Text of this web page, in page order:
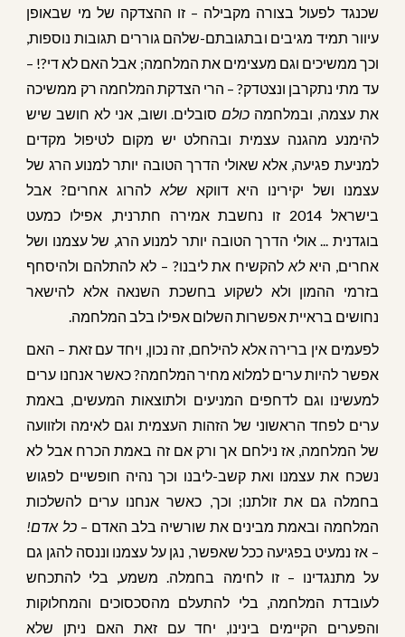
שכנגד לפעול בצורה מקבילה – זו ההצדקה של מי שבאופן
עיוור תמיד מגיבים ובתגובתם-שלהם גוררים תגובות נוספות,
וכך ממשיכים וגם מעצימים את המלחמה; אבל האם לא די?! –
עד מתי נתקרבן ונצטדק? – הרי הצדקת המלחמה רק ממשיכה
את עצמה, ובמלחמה כולםסובלים. ושוב, אני לא חושב שיש
להימנע מהגנה עצמית ובהחלט יש מקום לטיפול מקדים
למניעת פגיעה, אלא שאולי הדרך הטובה יותר למנוע הרג של
עצמנו ושל יקירינו היא דווקאשלא להרוג אחרים? אבל
בישראל 2014 זו נחשבת אמירה חתרנית, אפילו כמעט
בוגדנית ... אולי הדרך הטובה יותר למנוע הרג, של עצמנו ושל
אחרים, היאלא להקשיח את ליבנו? – לא להתלהם ולהיסחף
בזרמי ההמון ולא לשקוע בחשכת השנאה אלא להישאר
נחושים בראיית אפשרות השלום אפילו בלב המלחמה.
לפעמים אין ברירה אלא להילחם, זה נכון, ויחד עם זאת – האם
אפשר להיות ערים למלוא מחיר המלחמה? כאשר אנחנו ערים
למעשינו וגם לדחפים המניעים ולתוצאות המעשים, באמת
ערים לפחד הראשוני של הזהות העצמית וגם לאימה ולזוועה
של המלחמה, אז נילחם אך ורק אם זה באמת הכרח אבל לא
נשכח את עצמנו ואת קשב-ליבנו וכך נהיה חופשיים לפגוש
בחמלה גם את זולתנו; וכך, כאשר אנחנו ערים להשלכות
המלחמה ובאמת מבינים את שורשיה בלב האדם –כל אדם!
– אז נמעיט בפגיעה ככל שאפשר, נגן על עצמנו וננסה להגן גם
על מתנגדינו – זו לחימה בחמלה. משמע, בלי להתכחש
לעובדת המלחמה, בלי להתעלם מהסכסוכים והמחלוקות
והפערים הקיימים בינינו, יחד עם זאת האם ניתן שלא